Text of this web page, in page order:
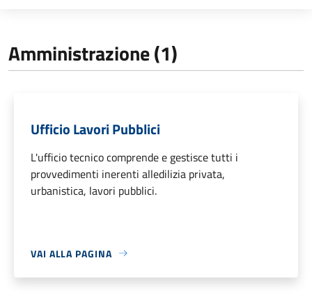
Amministrazione (1)
Ufficio Lavori Pubblici
L'ufficio tecnico comprende e gestisce tutti i
provvedimenti inerenti alledilizia privata,
urbanistica, lavori pubblici.
VAI ALLA PAGINA